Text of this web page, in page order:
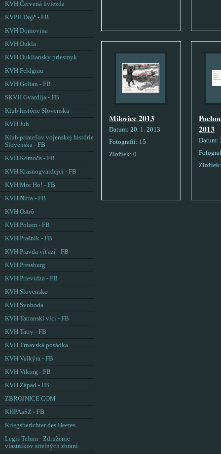
Milovice 2013
Datum: 20. 1. 2013
Fotografií: 15
Zložiek: 0
2013
Datum:
KVH Červená hviezda
KVPH Dojč - FB
KVH Domovina
KVH Dukla
KVH Dukliansky priesmyk
KVH Feldgrau
KVH Golian - FB
SKVH Gvardija - FB
Klub histórie Slovenska
KVH Juh
Klub priateľov vojenskej histórie
Slovenska - FB
KVH Komoča - FB
KVH Krasnogvardejci - FB
KVH Mor Ho! - FB
KVH Nitra - FB
KVH Ostrô
KVH Polom - FB
KVH Prašník - FB
KVH Pravda víťazí - FB
KVH Pressburg
KVH Prievidza - FB
KVH Slovensko
KVH Svoboda
KVH Tatranskí vlci - FB
KVH Tatry - FB
KVH Trnavská posádka
KVH Valkýra - FB
KVH Viking - FB
KVH Západ - FB
ZBROJNICE.COM
KHPAaSZ - FB
Kriegsberichter des Heeres
Legis Telum - Združenie
vlastníkov strelných zbraní